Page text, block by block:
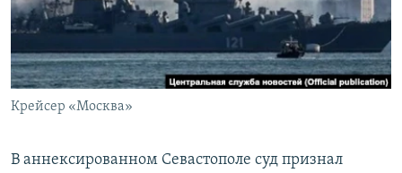
ПОБЕДИТЕЛЕЙ НЕ СУДЯТ?
КРЫМ.НЕПОКОРЕННЫЙ
ELIFBE
УКРАИНСКАЯ ПРОБЛЕМА КРЫМА
ПРИСОЕДИНЯЙТЕСЬ!
Крейсер «Москва»
В аннексированном Севастополе суд признал